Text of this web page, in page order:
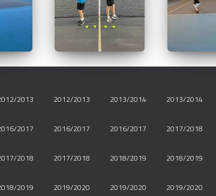
2013 2012/2013 2013/2014 2013/2014
2017 2016/2017 2016/2017 2017/2018
2018 2017/2018 2018/2019 2018/2019
2019 2019/2020 2019/2020 2019/2020